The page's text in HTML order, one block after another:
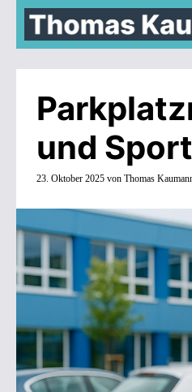
und
23. Oktober 2025 von Thomas